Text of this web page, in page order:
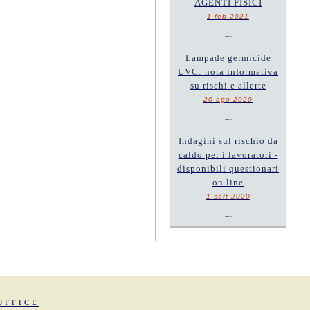
AGENTI FISICI
1 feb 2021
~
Lampade germicide
UVC: nota informativa
su rischi e allerte
20 ago 2020
~
Indagini sul rischio da
caldo per i lavoratori -
disponibili questionari
on line
1 sett 2020
~